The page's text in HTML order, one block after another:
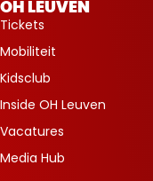
OH LEUVEN
Tickets
Mobiliteit
Kidsclub
Inside OH Leuven
Vacatures
Media Hub